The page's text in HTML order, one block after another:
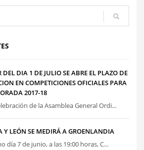
DEL DIA 1 DE JULIO SE ABRE EL PLAZO DE
EN COMPETICIONES OFICIALES PARA
2017-18
de la Asamblea General Ordi...
Y LEÓN SE MEDIRÁ A GROENLANDIA
día 7 de junio, a las 19:00 horas, C...